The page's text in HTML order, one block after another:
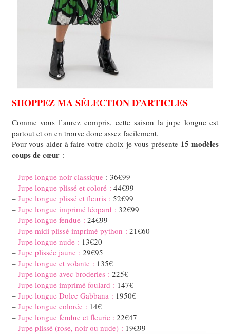
SHOPPEZ MA SÉLECTION D’ARTICLES
Comme vous l’aurez compris, cette saison la jupe longue est
partout et on en trouve donc assez facilement.
Pour vous aider à faire votre choix je vous présente 15 modèles
coups de cœur:
– Jupe longue noir classique: 36€99
– Jupe longue plissé et coloré : 44€99
– Jupe longue plissé et fleuris : 52€99
– Jupe longue imprimé léopard : 32€99
– Jupe longue fendue : 24€99
– Jupe midi plissé imprimé python : 21€60
– Jupe longue nude : 13€20
– Jupe plissée jaune : 29€95
– Jupe longue et volante : 135€
– Jupe longue avec broderies : 225€
– Jupe longue imprimé foulard : 147€
– Jupe longue Dolce Gabbana : 1950€
– Jupe longue colorée : 14€
– Jupe longue fendue et fleurie : 22€47
– Jupe plissé (rose, noir ou nude) : 19€99